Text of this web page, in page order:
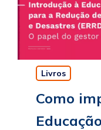
Livros
Como